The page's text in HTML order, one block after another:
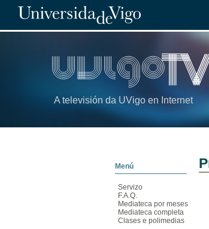
A televisión da UVigo en Internet
Menú
Servizo
F.A.Q.
Mediateca por meses
Mediateca completa
Clases e polimedias